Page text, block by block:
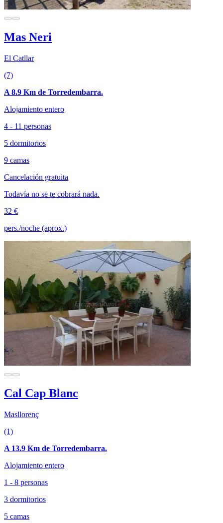
Mas Neri
El Catllar
(7)
A 8.9 Km de Torredembarra.
Alojamiento entero
4 - 11 personas
5 dormitorios
9 camas
Cancelación gratuita
Todavía no se te cobrará nada.
32 €
pers./noche (aprox.)
Cal Cap Blanc
Masllorenç
(1)
A 13.9 Km de Torredembarra.
Alojamiento entero
1 - 8 personas
3 dormitorios
5 camas